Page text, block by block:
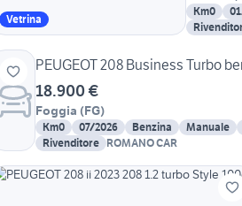
Vetrina
Km0
PEUGEOT 208 Business Turbo
18.900 €
Foggia (FG)
Km0 07/2026 Benzina Manuale
Rivenditore ROMANO CAR